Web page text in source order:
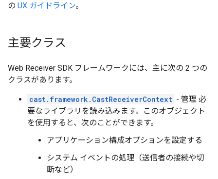
の UX ガイドライン。
主要クラス
Web Receiver SDK フレームワークには、主に次の 2 つの
クラスがあります。
cast.framework.CastReceiverContext - 管理 必
要なライブラリを読み込みます。このオブジェクト
を使用すると、次のことができます。
アプリケーション構成オプションを設定する
システム イベントの処理（送信者の接続や切
断など）